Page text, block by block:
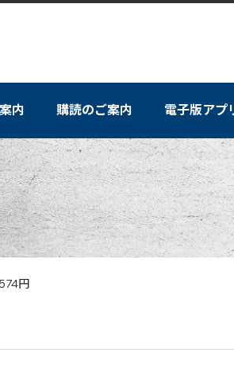
内 購読のご案内 電子版アプ
円